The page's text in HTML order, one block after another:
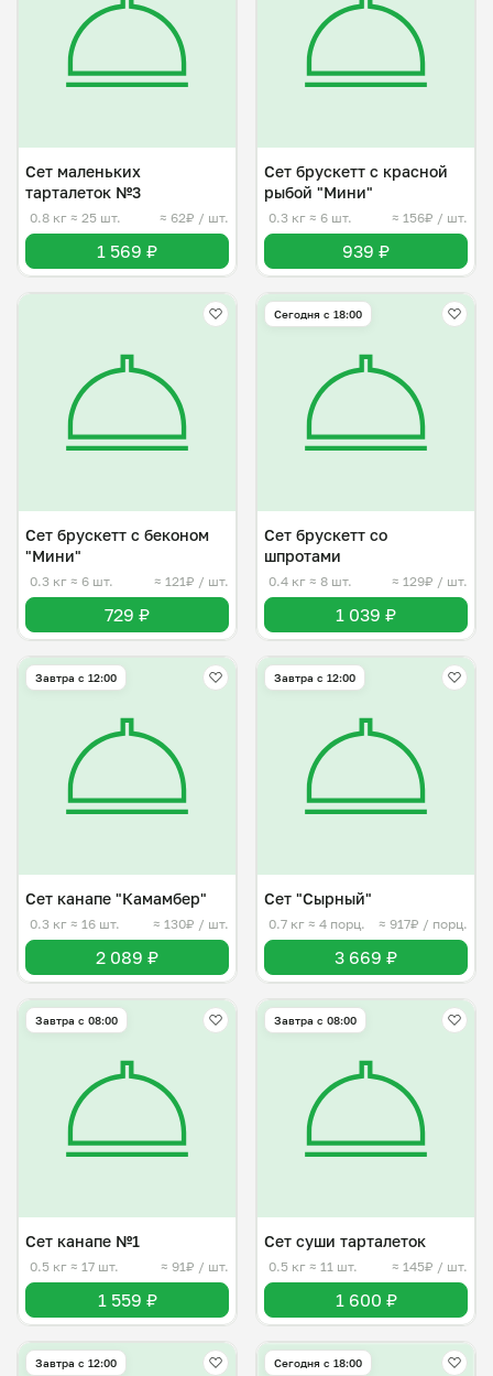
Сет маленьких
тарталеток №3
0.8 кг ≈ 25 шт. ≈ 62₽ / шт.
1 569 ₽
Сет брускетт с красной
рыбой "Мини"
0.3 кг ≈ 6 шт. ≈ 156₽ / шт.
939 ₽
Сет брускетт с беконом
"Мини"
0.3 кг ≈ 6 шт. ≈ 121₽ / шт.
729 ₽
Сегодня с 18:00
Сет брускетт со
шпротами
0.4 кг ≈ 8 шт. ≈ 129₽ / шт.
1 039 ₽
Завтра c 12:00
Сет канапе "Камамбер"
0.3 кг ≈ 16 шт. ≈ 130₽ / шт.
2 089 ₽
Завтра c 12:00
Сет "Сырный"
0.7 кг ≈ 4 порц. ≈ 917₽ / порц.
3 669 ₽
Завтра c 08:00
Сет канапе №1
0.5 кг ≈ 17 шт. ≈ 91₽ / шт.
1 559 ₽
Завтра c 08:00
Сет суши тарталеток
0.5 кг ≈ 11 шт. ≈ 145₽ / шт.
1 600 ₽
Завтра c 12:00 Сегодня с 18:00